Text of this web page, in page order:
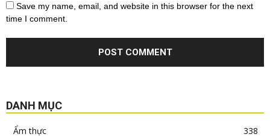
Save my name, email, and website in this browser for the next
time I comment.
DANH MỤC
Ẩm thực
338